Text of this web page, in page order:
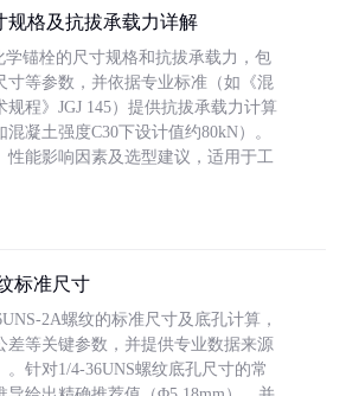
规格及抗拔承载力详解
学锚栓的尺寸规格和抗拔承载力，包
寸等参数，并依据专业标准（如《混
程》JGJ 145）提供抗拔承载力计算
凝土强度C30下设计值约80kN）。
性能影响因素及选型建议，适用于工
标准尺寸
2A螺纹的标准尺寸及底孔计算，
差等关键参数，并提供专业数据来源
。针对1/4-36UNS螺纹底孔尺寸的常